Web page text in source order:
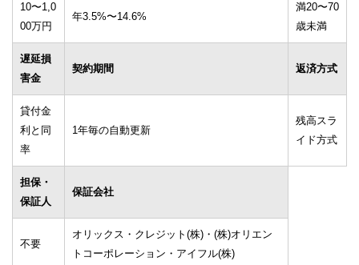
10〜1,0
00万円
年3.5%〜14.6%
満20〜70
歳未満
遅延損
害金
契約期間 返済方式
貸付金
利と同
率
1年毎の自動更新
残高スラ
イド方式
担保・
保証人
保証会社
不要
オリックス・クレジット(株)・(株)オリエン
トコーポレーション・アイフル(株)